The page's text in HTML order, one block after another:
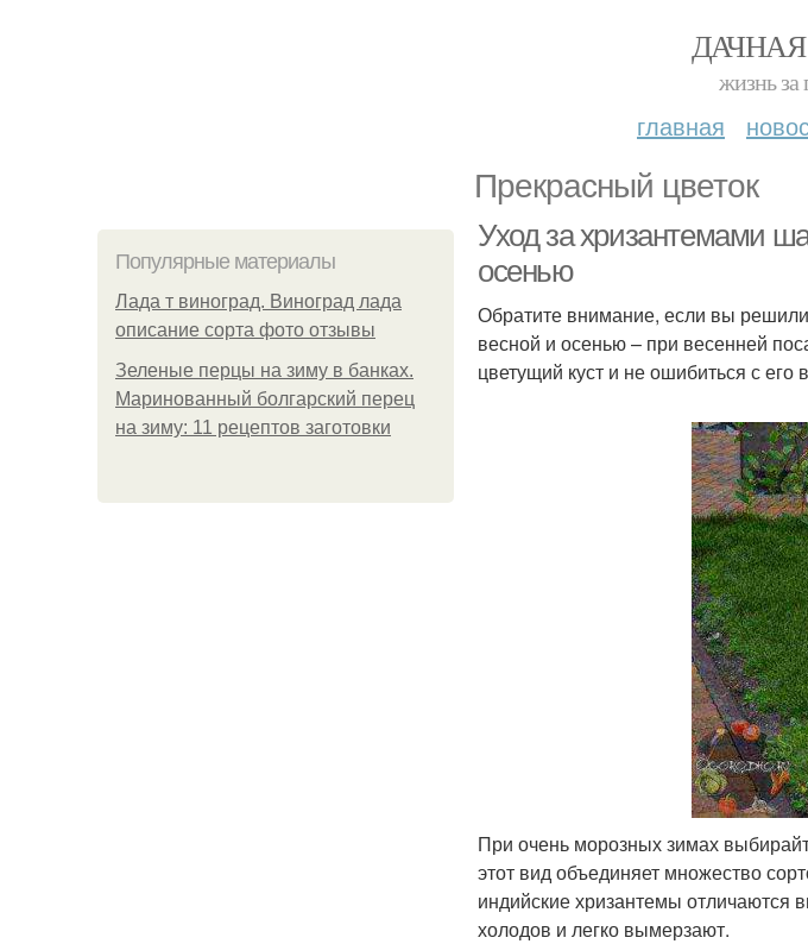
жизнь за
главная
Прекрасный цветок
Популярные материалы
Лада т виноград. Виноград лада
описание сорта фото отзывы
Зеленые перцы на зиму в банках.
Маринованный болгарский перец
на зиму: 11 рецептов заготовки
Уход за хризантемами
осенью
Обратите внимание, если вы
весной и осенью – при весенней
цветущий куст и не ошибиться с
При очень морозных зимах
этот вид объединяет множество
индийские хризантемы отличаются
холодов и легко вымерзают.